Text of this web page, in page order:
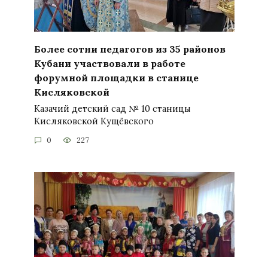
Более сотни педагогов из 35 районов
Кубани участвовали в работе
форумной площадки в станице
Кисляковской
Казачий детский сад № 10 станицы
Кисляковской Кущёвского
0 227